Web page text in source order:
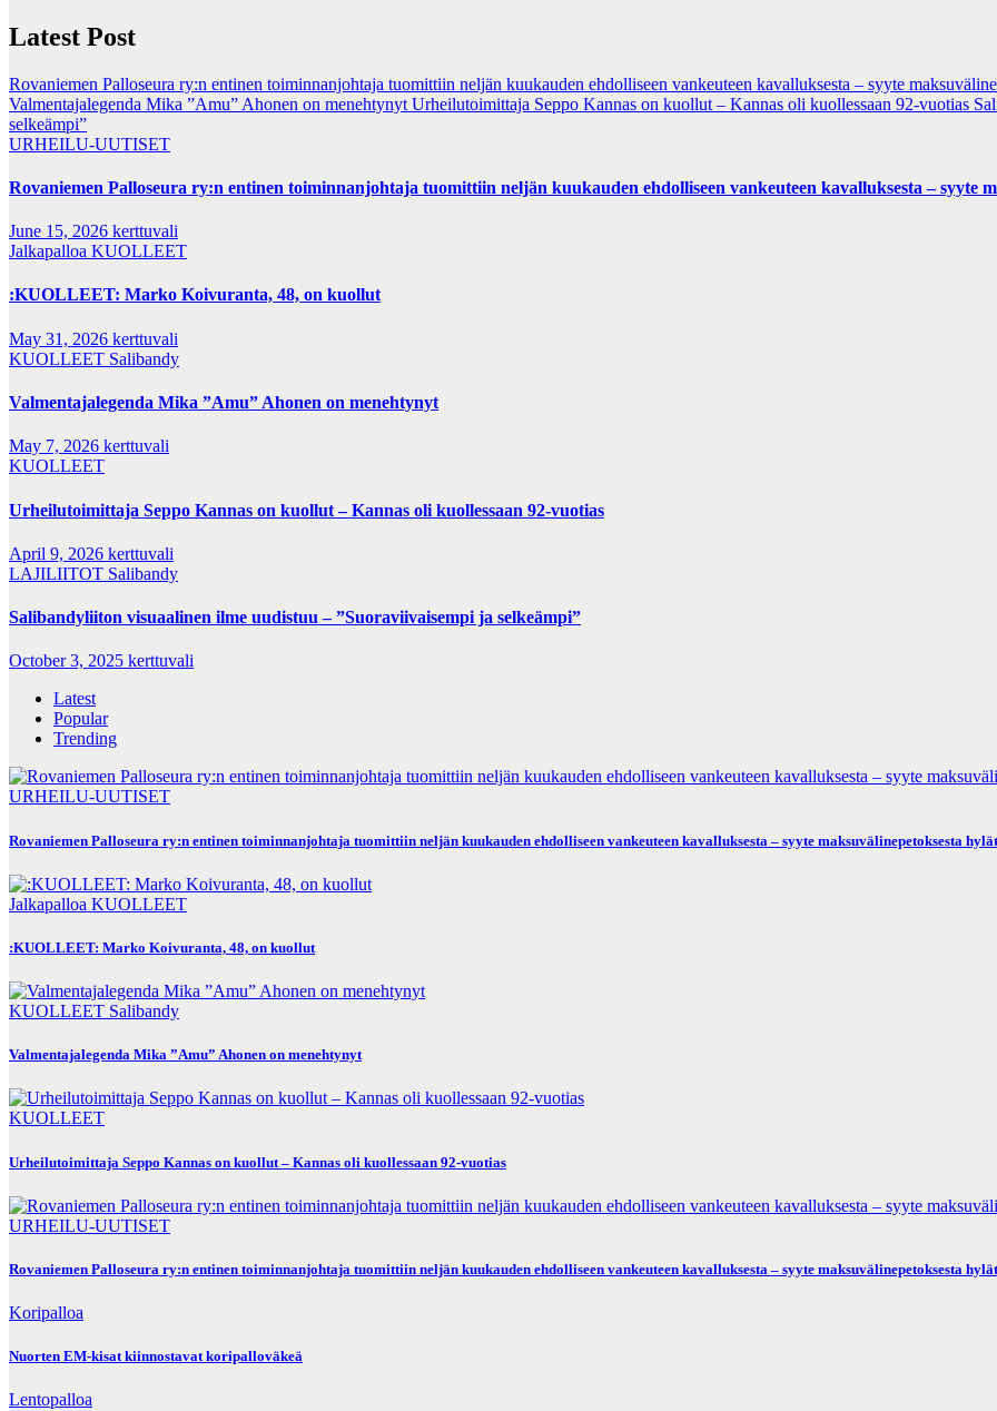
Latest Post
Rovaniemen Palloseura ry:n entinen toiminnanjohtaja tuo­mit­tiin neljän kuu­kau­den eh­dol­li­seen van­keu­teen ka­val­luk­ses­ta – syyte
Valmentajalegenda Mika ”Amu” Ahonen on menehtynyt Urheilutoimittaja Seppo Kannas on kuollut – Kannas oli kuollessaan 92-vuotias
selkeämpi”
URHEILU-UUTISET
Rovaniemen Palloseura ry:n entinen toiminnanjohtaja tuo­mit­tiin neljän kuu­kau­den eh­dol­li­seen van­keu­teen ka­val­luk­ses­ta – syyte
June 15, 2026 kerttuvali
Jalkapalloa KUOLLEET
:KUOLLEET: Marko Koivuranta, 48, on kuollut
May 31, 2026 kerttuvali
KUOLLEET Salibandy
Valmentajalegenda Mika ”Amu” Ahonen on menehtynyt
May 7, 2026 kerttuvali
KUOLLEET
Urheilutoimittaja Seppo Kannas on kuollut – Kannas oli kuollessaan 92-vuotias
April 9, 2026 kerttuvali
LAJILIITOT Salibandy
Salibandyliiton visuaalinen ilme uudistuu – ”Suoraviivaisempi ja selkeämpi”
October 3, 2025 kerttuvali
Latest
Popular
Trending
URHEILU-UUTISET
Rovaniemen Palloseura ry:n entinen toiminnanjohtaja tuo­mit­tiin neljän kuu­kau­den eh­dol­li­seen van­keu­teen ka­val­luk­ses­ta – syyte mak­su­vä­li­ne­pe­tok­ses­ta
Jalkapalloa KUOLLEET
:KUOLLEET: Marko Koivuranta, 48, on kuollut
KUOLLEET Salibandy
Valmentajalegenda Mika ”Amu” Ahonen on menehtynyt
KUOLLEET
Urheilutoimittaja Seppo Kannas on kuollut – Kannas oli kuollessaan 92-vuotias
URHEILU-UUTISET
Rovaniemen Palloseura ry:n entinen toiminnanjohtaja tuo­mit­tiin neljän kuu­kau­den eh­dol­li­seen van­keu­teen ka­val­luk­ses­ta – syyte mak­su­vä­li­ne­pe­tok­ses­ta
Koripalloa
Nuorten EM-kisat kiinnostavat koripalloväkeä
Lentopalloa